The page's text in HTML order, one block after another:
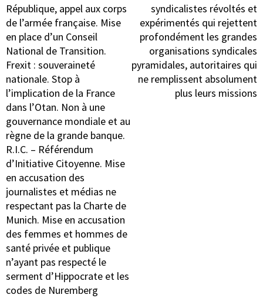
République, appel aux corps
de l’armée française. Mise
en place d’un Conseil
National de Transition.
Frexit : souveraineté
nationale. Stop à
l’implication de la France
dans l’Otan. Non à une
gouvernance mondiale et au
règne de la grande banque.
R.I.C. – Référendum
d’Initiative Citoyenne. Mise
en accusation des
journalistes et médias ne
respectant pas la Charte de
Munich. Mise en accusation
des femmes et hommes de
santé privée et publique
n’ayant pas respecté le
serment d’Hippocrate et les
codes de Nuremberg
syndicalistes révoltés et
expérimentés qui rejettent
profondément les grandes
organisations syndicales
pyramidales, autoritaires qui
ne remplissent absolument
plus leurs missions